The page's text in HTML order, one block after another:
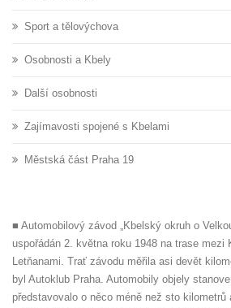
Sport a tělovýchova
Osobnosti a Kbely
Další osobnosti
Zajímavosti spojené s Kbelami
Městská část Praha 19
■ Automobilový závod „Kbelský okruh o
uspořádán 2. května roku 1948 na trase mezi
Letňanami. Trať závodu měřila asi devět
byl Autoklub Praha. Automobily objely
představovalo o něco méně než sto